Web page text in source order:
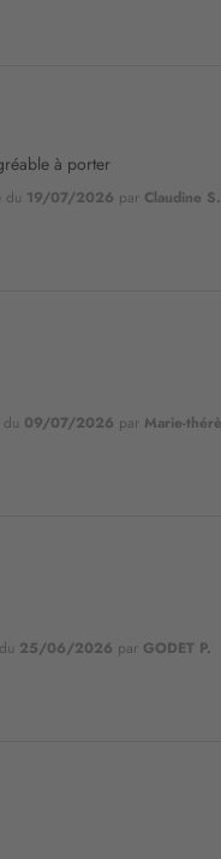
à porter
du 19/07/2026 par Claudine S.
09/07/2026 par Marie-
25/06/2026 par GODET P.